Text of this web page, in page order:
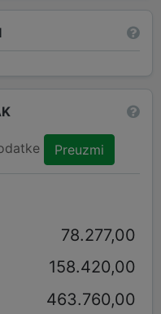
Preuzmi
78.277,00
158.420,00
463.760,00